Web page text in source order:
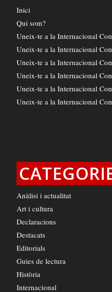
Inici
Qui som?
Uneix-te a la Internacional
Uneix-te a la Internacional
Uneix-te a la Internacional
Uneix-te a la Internacional
Uneix-te a la Internacional
Uneix-te a la Internacional
Anàlisi i actualitat
Art i cultura
Declaracions
Destacats
Editorials
Guies de lectura
Història
Internacional